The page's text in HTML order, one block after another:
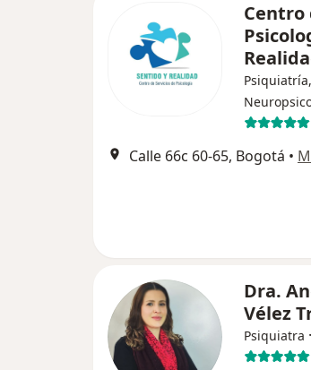
Centro
Calle 66c 60-65, Bogotá •
Dra.
Vélez
Psiquiatra ·